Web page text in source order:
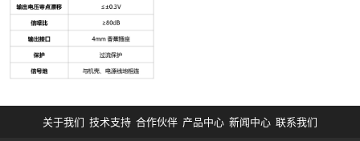
关于我们 技术支持 合作伙伴 产品中心 新闻中心 联系我们